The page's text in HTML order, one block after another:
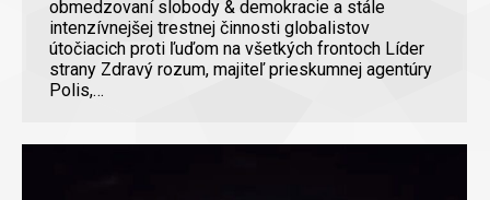
obmedzovaní slobody & demokracie a stále
intenzívnejšej trestnej činnosti globalistov
útočiacich proti ľuďom na všetkých frontoch Líder
strany Zdravý rozum, majiteľ prieskumnej agentúry
Polis,…